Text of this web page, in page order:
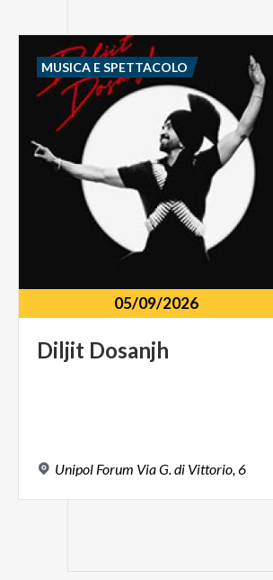
05/09/2026
Diljit Dosanjh
Unipol Forum ViaG.di Vittorio,6
MUSICA E SPETTACOLO